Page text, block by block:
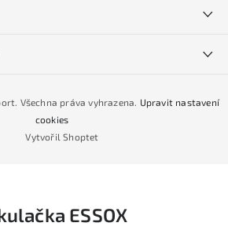
ESSOX
Vytvořil Shoptet
. Všechna práva vyhrazena. Upravit nastavení
cookies
ESSOX